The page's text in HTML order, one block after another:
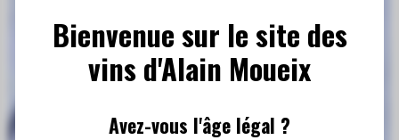
Bienvenue sur le site des
vins d'Alain Moueix
Avez-vous l'âge légal ?